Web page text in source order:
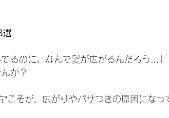
選
るのに、なんで髪が広がるんだろう…」
か？
”こそが、広がりやパサつきの原因になっ